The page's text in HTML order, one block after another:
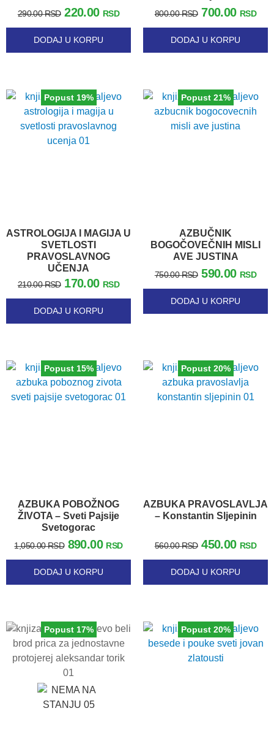
290.00RSD 220.00 RSD
DODAJ U KORPU
800.00RSD 700.00 RSD
DODAJ U KORPU
Popust 19%
ASTROLOGIJA I MAGIJA U
SVETLOSTI
PRAVOSLAVNOG
UČENJA
210.00RSD 170.00 RSD
DODAJ U KORPU
Popust 21%
AZBUČNIK
BOGOČOVEČNIH MISLI
AVE JUSTINA
750.00RSD 590.00 RSD
DODAJ U KORPU
Popust 15%
AZBUKA POBOŽNOG
ŽIVOTA – Sveti Pajsije
Svetogorac
1,050.00RSD 890.00 RSD
DODAJ U KORPU
Popust 20%
AZBUKA PRAVOSLAVLJA
– Konstantin Sljepinin
560.00RSD 450.00 RSD
DODAJ U KORPU
Popust 17% Popust 20%